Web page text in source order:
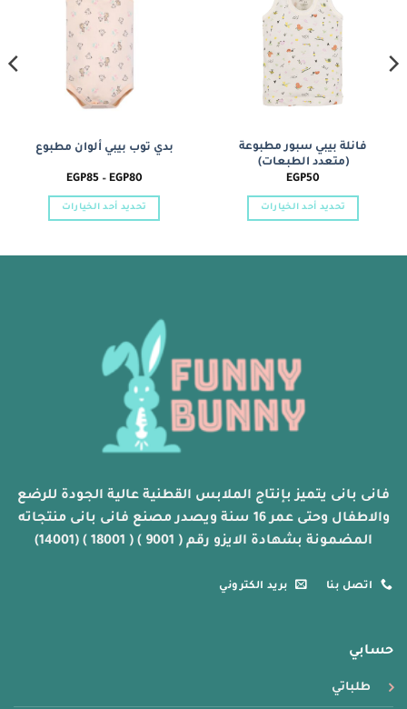
فانلة بيبي سبور مطبوعة
(متعدد الطبعات)
EGP50
تحديد أحد الخيارات
يمكن
اختيار
الخيارات
على
بدي توب بيبي ألوان مطبوع
EGP80
–
EGP85
نطاق
منتحديد أحد الخيارات
يمكن
فانى بانى يتميز بإنتاج الملابس القطنية عالية الجودة للرضع
والاطفال وحتى عمر 16 سنة ويصدر مصنع فانى بانى منتجاته
المضمونة بشهادة الايزو رقم ( 9001 ) ( 18001 ) (14001)
اتصل بنا بريد الكتروني
حسابي
طلباتي